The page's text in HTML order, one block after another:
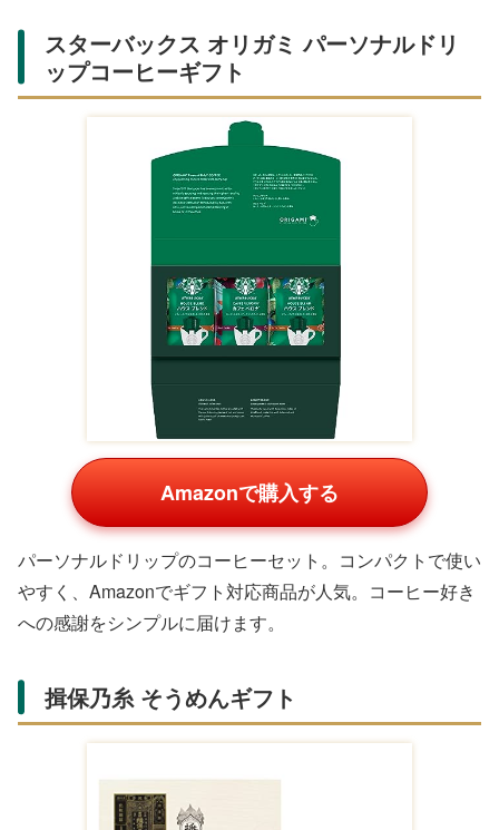
Amazonで購入する
上質な紋織タオルが木箱に収められた高級ギフト。
Amazonでギフト包装無料の商品が多く、耐久性が高いの
飲料・麺類カテゴリの人気ギフト
飲料セットや麺類は日持ちが良く、食卓を彩ります。コー
ヒー好きや和食派の方に喜ばれ、Amazon・楽天でアソー
トが充実しています。
スターバックス プレミアムミックスギフ
ト